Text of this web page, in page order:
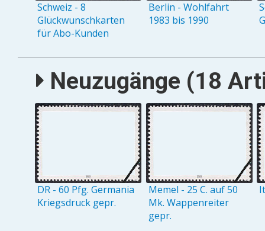
Schweiz - 8
Glückwunschkarten
für Abo-Kunden
Berlin - Wohlfahrt
1983 bis 1990
Neuzugänge (18
DR - 60 Pfg. Germania
Kriegsdruck gepr.
Memel - 25 C. auf 50
Mk. Wappenreiter
gepr.